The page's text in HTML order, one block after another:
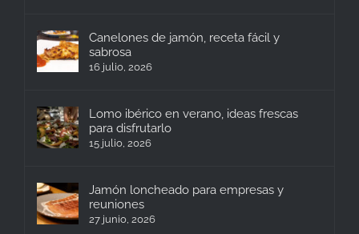
Canelones de jamón, receta fácil y
sabrosa
16 julio, 2026
Lomo ibérico en verano, ideas frescas
para disfrutarlo
15 julio, 2026
Jamón loncheado para empresas y
reuniones
27 junio, 2026